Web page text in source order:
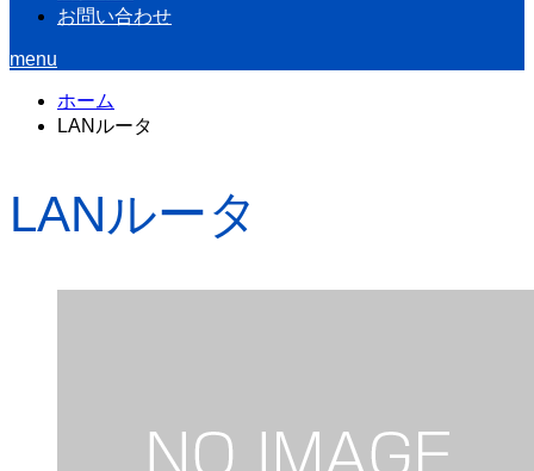
お問い合わせ
menu
ホーム
LANルータ
LANルータ